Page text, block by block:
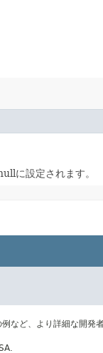
に設定されます。
など、より詳細な開発